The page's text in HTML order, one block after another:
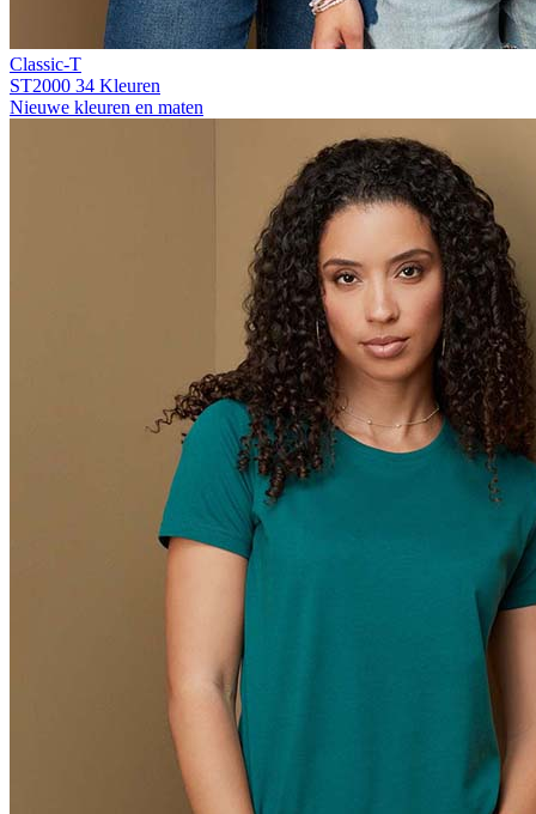
Classic-T
ST2000 34 Kleuren
Nieuwe kleuren en maten